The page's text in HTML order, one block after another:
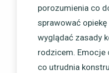
porozumienia co
sprawować
wyglądać zasady
rodzicem. Emocje
co utrudnia